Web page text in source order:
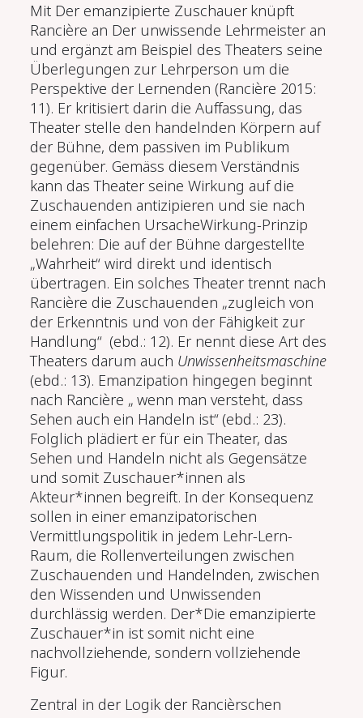
Mit Der emanzipierte Zuschauer knüpft
Rancière an Der unwissende Lehrmeister an
und ergänzt am Beispiel des Theaters seine
Überlegungen zur Lehrperson um die
Perspektive der Lernenden (Rancière 2015:
11). Er kritisiert darin die Auffassung, das
Theater stelle den handelnden Körpern auf
der Bühne, dem passiven im Publikum
gegenüber. Gemäss diesem Verständnis
kann das Theater seine Wirkung auf die
Zuschauenden antizipieren und sie nach
einem einfachen Ursache­Wirkung-Prinzip
belehren: Die auf der Bühne dargestellte
„Wahrheit“ wird direkt und identisch
übertragen. Ein solches Theater trennt nach
Rancière die Zuschauenden „zugleich von
der Erkenntnis und von der Fähigkeit zur
Handlung“ (ebd.: 12). Er nennt diese Art des
Theaters darum auch Unwissenheitsmaschine
(ebd.: 13). Emanzipation hingegen beginnt
nach Rancière „ wenn man versteht, dass
Sehen auch ein Handeln ist“ (ebd.: 23).
Folglich plädiert er für ein Theater, das
Sehen und Handeln nicht als Gegensätze
und somit Zuschauer*innen als
Akteur*innen begreift. In der Konsequenz
sollen in einer emanzipatorischen
Vermittlungspolitik in jedem Lehr-Lern-
Raum, die Rollenverteilungen zwischen
Zuschauenden und Handelnden, zwischen
den Wissenden und Unwissenden
durchlässig werden. Der*Die emanzipierte
Zuschauer*in ist somit nicht eine
nachvollziehende, sondern vollziehende
Figur.
Zentral in der Logik der Rancièrschen